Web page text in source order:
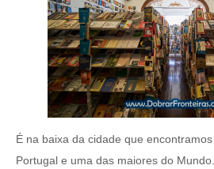
É na baixa da cidade que
Portugal e uma das maiores do